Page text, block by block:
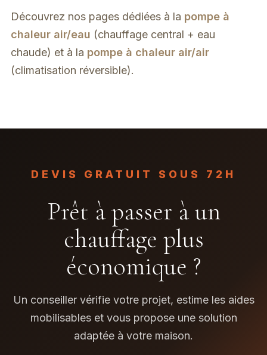
Découvrez nos pages dédiées à la pompe à
chaleur air/eau (chauffage central + eau
chaude) et à la pompe à chaleur air/air
(climatisation réversible).
DEVIS GRATUIT SOUS 72H
Prêt à passer à un
chauffage plus
économique ?
Un conseiller vérifie votre projet, estime les aides
mobilisables et vous propose une solution
adaptée à votre maison.